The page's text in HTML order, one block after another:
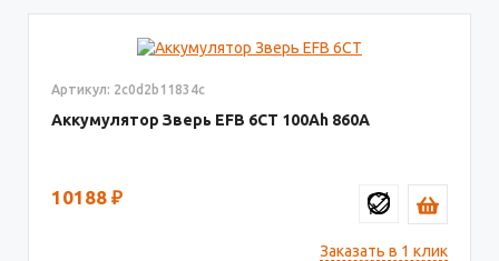
Артикул: 2c0d2b11834c
Аккумулятор Зверь EFB 6СТ 100 860
10188 ₽
Заказать в 1 клик